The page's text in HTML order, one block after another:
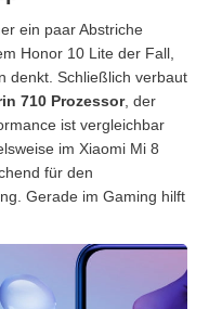
ein paar Abstriche
Honor 10 Lite der Fall,
denkt. Schließlich verbaut
710 Prozessor, der
ist vergleichbar
im Xiaomi Mi 8
für den
Gerade im Gaming hilft